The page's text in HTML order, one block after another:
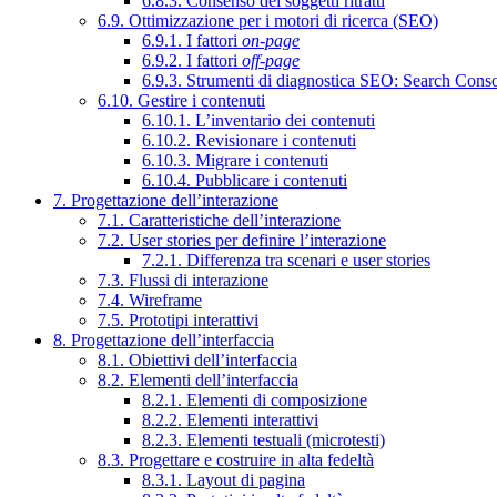
6.9. Ottimizzazione per i motori di ricerca (SEO)
6.9.1. I fattori on-page
6.9.2. I fattori off-page
6.9.3. Strumenti di diagnostica SEO: Search
6.10. Gestire i contenuti
6.10.1. L’inventario dei contenuti
6.10.2. Revisionare i contenuti
6.10.3. Migrare i contenuti
6.10.4. Pubblicare i contenuti
7. Progettazione dell’interazione
7.1. Caratteristiche dell’interazione
7.2. User stories per definire l’interazione
7.2.1. Differenza tra scenari e user stories
7.3. Flussi di interazione
7.4. Wireframe
7.5. Prototipi interattivi
8. Progettazione dell’interfaccia
8.1. Obiettivi dell’interfaccia
8.2. Elementi dell’interfaccia
8.2.1. Elementi di composizione
8.2.2. Elementi interattivi
8.2.3. Elementi testuali (microtesti)
8.3. Progettare e costruire in alta fedeltà
8.3.1. Layout di pagina